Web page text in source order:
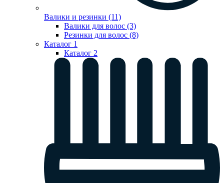
Валики и резинки (11)
Валики для волос (3)
Резинки для волос (8)
Каталог 1
Каталог 2